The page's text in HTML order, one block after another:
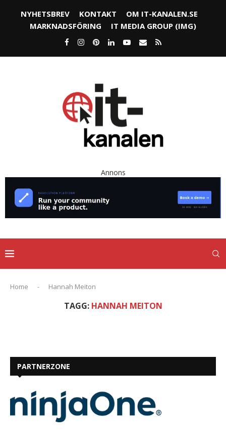
NYHETSBREV KONTAKT
OM IT-KANALEN.SE
MARKNADSFÖRING
IT MEDIA GROUP (IMG)
Annons
Home - Hannah Meiton
TAGG: HANNAH MEITON
PARTNERZONE